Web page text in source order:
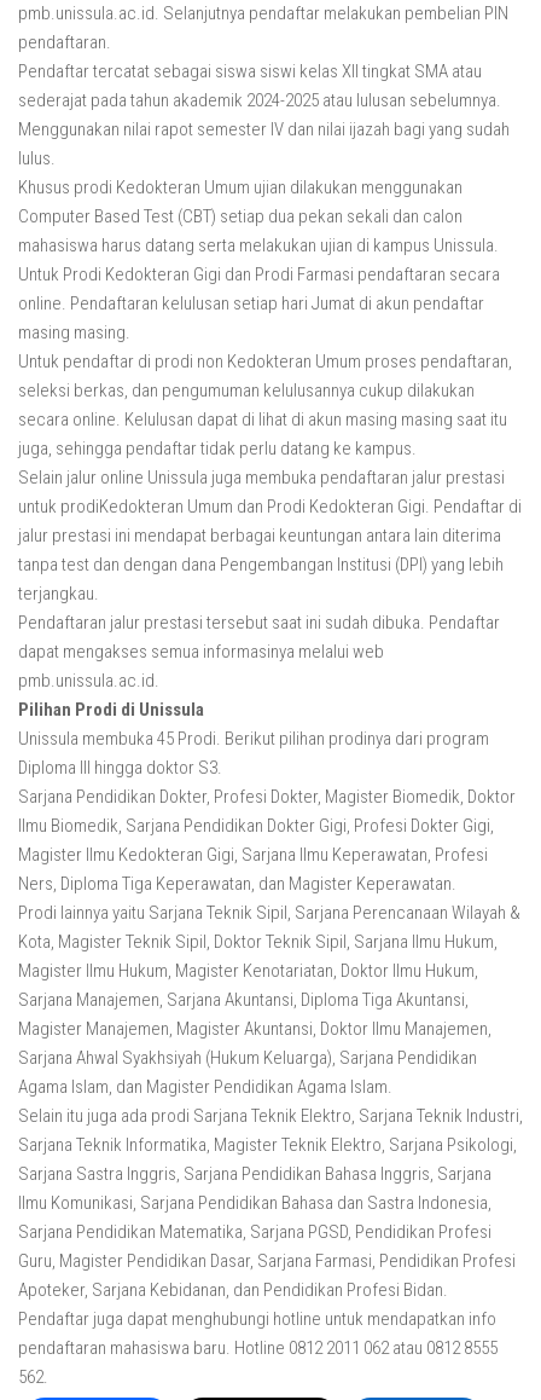
pmb.unissula.ac.id. Selanjutnya pendaftar melakukan pembelian PIN
pendaftaran.
Pendaftar tercatat sebagai siswa siswi kelas XII tingkat SMA atau
sederajat pada tahun akademik 2024-2025 atau lulusan sebelumnya.
Menggunakan nilai rapot semester IV dan nilai ijazah bagi yang sudah
lulus.
Khusus prodi Kedokteran Umum ujian dilakukan menggunakan
Computer Based Test (CBT) setiap dua pekan sekali dan calon
mahasiswa harus datang serta melakukan ujian di kampus Unissula.
Untuk Prodi Kedokteran Gigi dan Prodi Farmasi pendaftaran secara
online. Pendaftaran kelulusan setiap hari Jumat di akun pendaftar
masing masing.
Untuk pendaftar di prodi non Kedokteran Umum proses pendaftaran,
seleksi berkas, dan pengumuman kelulusannya cukup dilakukan
secara online. Kelulusan dapat di lihat di akun masing masing saat itu
juga, sehingga pendaftar tidak perlu datang ke kampus.
Selain jalur online Unissula juga membuka pendaftaran jalur prestasi
untuk prodiKedokteran Umum dan Prodi Kedokteran Gigi. Pendaftar di
jalur prestasi ini mendapat berbagai keuntungan antara lain diterima
tanpa test dan dengan dana Pengembangan Institusi (DPI) yang lebih
terjangkau.
Pendaftaran jalur prestasi tersebut saat ini sudah dibuka. Pendaftar
dapat mengakses semua informasinya melalui web
pmb.unissula.ac.id.
Pilihan Prodi di Unissula
Unissula membuka 45 Prodi. Berikut pilihan prodinya dari program
Diploma III hingga doktor S3.
Sarjana Pendidikan Dokter, Profesi Dokter, Magister Biomedik, Doktor
Ilmu Biomedik, Sarjana Pendidikan Dokter Gigi, Profesi Dokter Gigi,
Magister Ilmu Kedokteran Gigi, Sarjana Ilmu Keperawatan, Profesi
Ners, Diploma Tiga Keperawatan, dan Magister Keperawatan.
Prodi lainnya yaitu Sarjana Teknik Sipil, Sarjana Perencanaan Wilayah &
Kota, Magister Teknik Sipil, Doktor Teknik Sipil, Sarjana Ilmu Hukum,
Magister Ilmu Hukum, Magister Kenotariatan, Doktor Ilmu Hukum,
Sarjana Manajemen, Sarjana Akuntansi, Diploma Tiga Akuntansi,
Magister Manajemen, Magister Akuntansi, Doktor Ilmu Manajemen,
Sarjana Ahwal Syakhsiyah (Hukum Keluarga), Sarjana Pendidikan
Agama Islam, dan Magister Pendidikan Agama Islam.
Selain itu juga ada prodi Sarjana Teknik Elektro, Sarjana Teknik Industri,
Sarjana Teknik Informatika, Magister Teknik Elektro, Sarjana Psikologi,
Sarjana Sastra Inggris, Sarjana Pendidikan Bahasa Inggris, Sarjana
Ilmu Komunikasi, Sarjana Pendidikan Bahasa dan Sastra Indonesia,
Sarjana Pendidikan Matematika, Sarjana PGSD, Pendidikan Profesi
Guru, Magister Pendidikan Dasar, Sarjana Farmasi, Pendidikan Profesi
Apoteker, Sarjana Kebidanan, dan Pendidikan Profesi Bidan.
Pendaftar juga dapat menghubungi hotline untuk mendapatkan info
pendaftaran mahasiswa baru. Hotline 0812 2011 062 atau 0812 8555
562.